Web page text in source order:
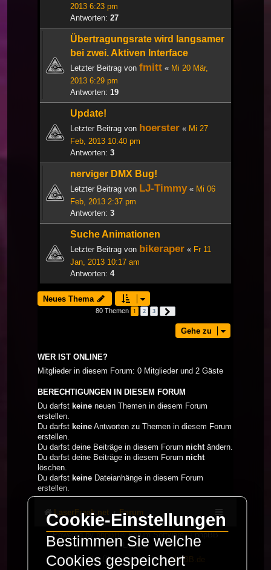
2013 6:23 pm
Antworten: 27
Übertragungsrate wird langsamer
bei zwei. Aktiven Interface
Letzter Beitrag von fmitt « Mi 20 Mär,
2013 6:29 pm
Antworten: 19
Update!
Letzter Beitrag von hoerster « Mi 27
Feb, 2013 10:40 pm
Antworten: 3
nerviger DMX Bug!
Letzter Beitrag von LJ-Timmy« Mi 06
Feb, 2013 2:37 pm
Antworten: 3
Suche Animationen
Letzter Beitrag von bikeraper « Fr 11
Jan, 2013 10:17 am
Antworten: 4
Neues Thema
80 Themen 1 2 3
Gehe zu
WER IST ONLINE?
Mitglieder in diesem Forum: 0 Mitglieder und 2 Gäste
BERECHTIGUNGEN IN DIESEM FORUM
Du darfst keine neuen Themen in diesem Forum
erstellen.
Du darfst keine Antworten zu Themen in diesem Forum
erstellen.
Du darfst deine Beiträge in diesem Forum nichtändern.
Du darfst deine Beiträge in diesem Forum nicht
löschen.
Du darfst keine Dateianhänge in diesem Forum
erstellen.
LaserFreak.net Forum
Powered byphpBB® Forum Software © phpBB
Limited
Deutsche Übersetzung durchphpBB.de
Cookie-Einstellungen
Bestimmen Sie welche
Cookies gespeichert